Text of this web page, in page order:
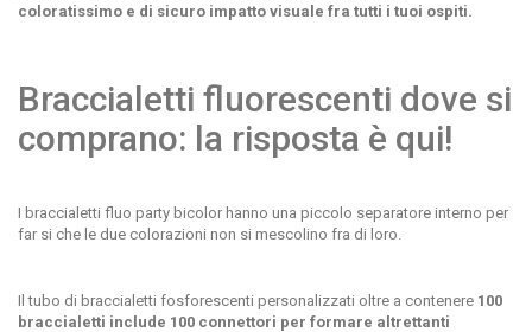
coloratissimo e di sicuro impatto visuale fra tutti i tuoi ospiti.
Braccialetti fluorescenti dove si
comprano: la risposta è qui!
I braccialetti fluo party bicolor hanno una piccolo separatore interno per
far si che le due colorazioni non si mescolino fra di loro.
Il tubo di braccialetti fosforescenti personalizzati oltre a contenere 100
braccialetti include 100 connettori per formare altrettanti